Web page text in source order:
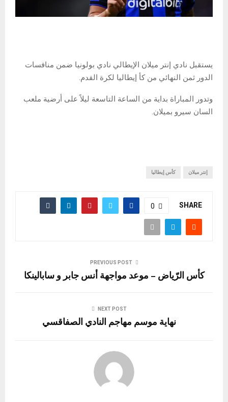
يستقبل نادي إنتر ميلان الإيطالي نادي بولونيا ضمن منافسات
الدور ثمن النهائي من كأ إيطاليا لكرة القدم.
وتدور المباراة بداية من الساعة التاسعة ليلاً على أرضية ملعب
السان سيرو بميلان.
إنتر ميلان كأس إيطاليا
SHARE
0
PREVIOUS POST
كأس الرّياض – موعد مواجهة أنس جابر و سابالينكا
NEXT POST
نهاية موسم مهاجم النادي الصفاقسي